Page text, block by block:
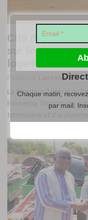
Cité de la
sur le chantier
logements
Lassané BA- 9
Le Directeur Général du
Boureima Thiombiano
techniciens et
Chaque matin,
par mail.